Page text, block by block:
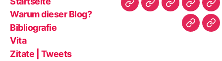
Warum dieser Blog?
Bibliografie
Vita
Zitate | Tweets
Startseite
WarumBibliografie
Vita
|